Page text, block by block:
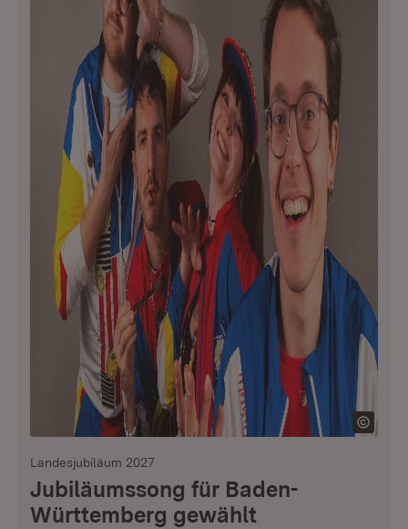
Landesjubiläum 2027
Jubiläumssong für Baden-
Württemberg gewählt